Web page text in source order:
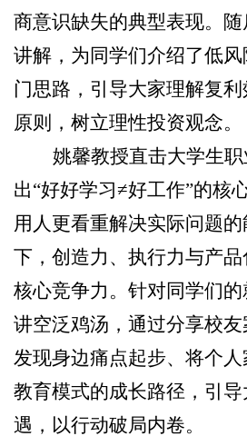
商意识缺失的典型表现。
讲解，为同学们介绍了低风
门思路，引导大家理解复
原则，树立理性投资观念。
姚馨教授直击大学生
出“好好学习≠好工作”的核
用人更看重解决实际问题
下，创造力、执行力与产
核心竞争力。针对同学们
讲空泛鸡汤，通过分享校
发现身边痛点起步、将个
教育模式的成长路径，引
遇，以行动破局内卷。